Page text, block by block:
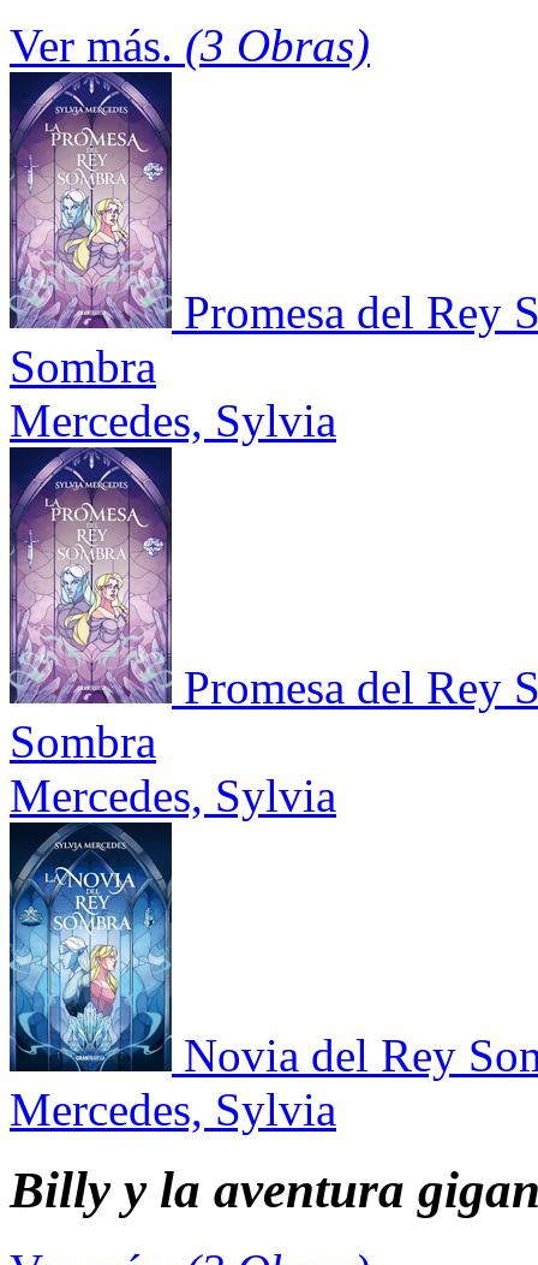
Ver más. (3 Obras)
Promesa del Rey
Sombra
Mercedes, Sylvia
Promesa del Rey
Sombra
Mercedes, Sylvia
Novia del Rey
Mercedes, Sylvia
Billy y la aventura